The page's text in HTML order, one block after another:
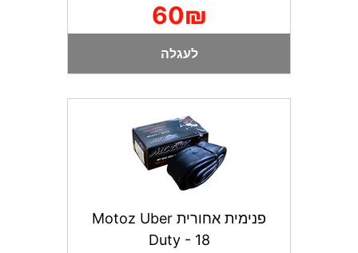
60₪
לעגלה
פנימית אחורית Motoz Uber
Duty - 18